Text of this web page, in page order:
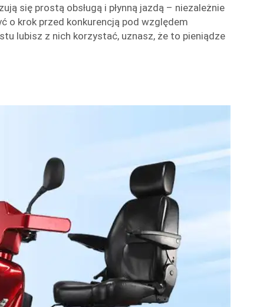
się prostą obsługą i płynną jazdą – niezależnie
o krok przed konkurencją pod względem
lubisz z nich korzystać, uznasz, że to pieniądze